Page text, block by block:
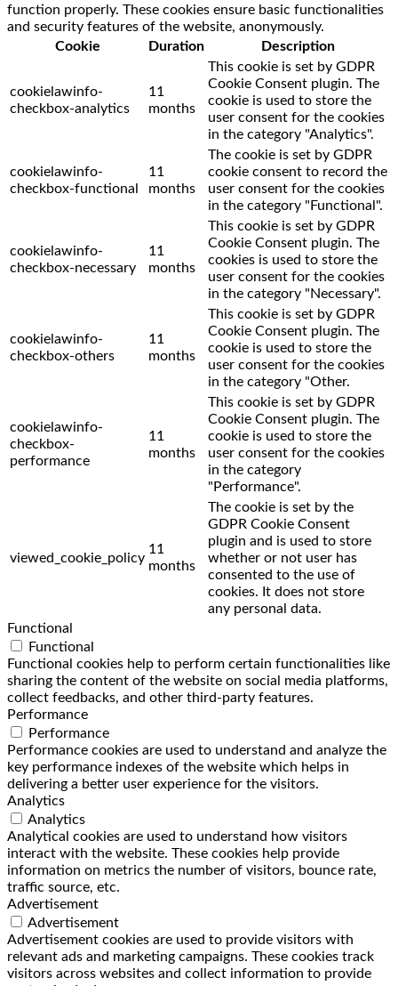
function properly. These cookies ensure basic functionalities
and security features of the website, anonymously.
Cookie
Duration Description
cookielawinfo-
checkbox-analytics
11
months
This cookie is set by GDPR
Cookie Consent plugin. The
cookie is used to store the
user consent for the cookies
in the category "Analytics".
cookielawinfo-
checkbox-functional
11
months
The cookie is set by GDPR
cookie consent to record the
user consent for the cookies
in the category "Functional".
cookielawinfo-
checkbox-necessary
11
months
This cookie is set by GDPR
Cookie Consent plugin. The
cookies is used to store the
user consent for the cookies
in the category "Necessary".
cookielawinfo-
checkbox-others
11
months
This cookie is set by GDPR
Cookie Consent plugin. The
cookie is used to store the
user consent for the cookies
in the category "Other.
cookielawinfo-
checkbox-
performance
11
months
This cookie is set by GDPR
Cookie Consent plugin. The
cookie is used to store the
user consent for the cookies
in the category
"Performance".
viewed_cookie_policy
11
months
The cookie is set by the
GDPR Cookie Consent
plugin and is used to store
whether or not user has
consented to the use of
cookies. It does not store
any personal data.
Functional
Functional
Functional cookies help to perform certain functionalities like
sharing the content of the website on social media platforms,
collect feedbacks, and other third-party features.
Performance
Performance
Performance cookies are used to understand and analyze the
key performance indexes of the website which helps in
delivering a better user experience for the visitors.
Analytics
Analytics
Analytical cookies are used to understand how visitors
interact with the website. These cookies help provide
information on metrics the number of visitors, bounce rate,
traffic source, etc.
Advertisement
Advertisement
Advertisement cookies are used to provide visitors with
relevant ads and marketing campaigns. These cookies track
visitors across websites and collect information to provide